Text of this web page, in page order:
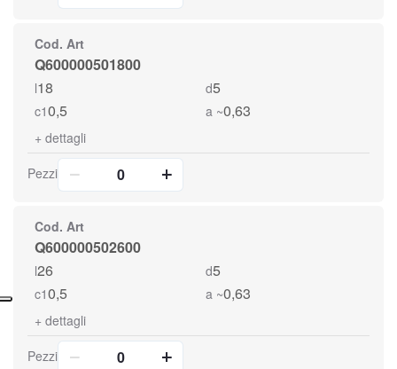
Cod. Art
Q600000501800
l18 d5
c10,5 a ~0,63
+ dettagli
Pezzi
Cod. Art
Q600000502600
l26 d5
c10,5 a ~0,63
+ dettagli
Pezzi